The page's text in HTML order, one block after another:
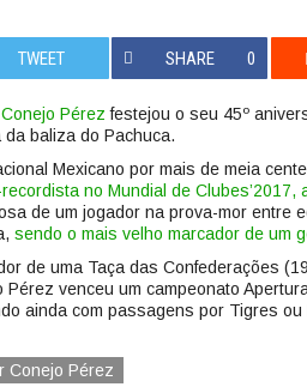
TWEET SHARE 0
Pérez festejou o seu 45º
da baliza do Pachuca.
Mexicano por mais de meia
no Mundial de
de um jogador na prova-mor entre
sendo o mais velho marcador de um
de uma Taça das Confederações
Pérez venceu um campeonato
ainda com passagens por Tigres ou
Conejo Pérez